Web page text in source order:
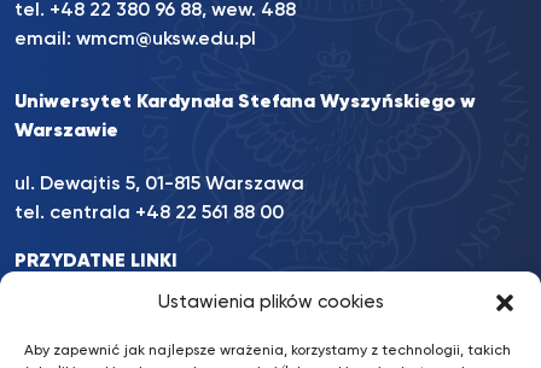
Ustawienia plików cookies
Aby zapewnić jak najlepsze wrażenia, korzystamy z technologii, takich
tel. +48 22 380 96 88, wew. 488
email: wmcm@uksw.edu.pl
Uniwersytet Kardynała Stefana Wyszyńskiego w
Warszawie
ul. Dewajtis 5, 01-815 Warszawa
tel. centrala +48 22 561 88 00
PRZYDATNE LINKI